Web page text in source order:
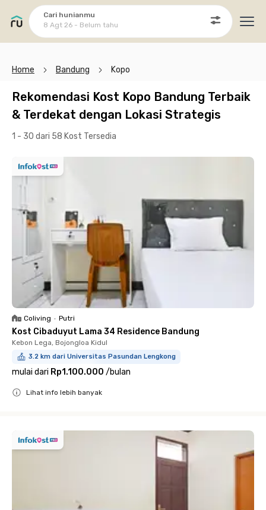
Cari hunianmu
8 Agt 26 - Belum tahu
Home Bandung Kopo
Rekomendasi Kost Kopo Bandung Terbaik
& Terdekat dengan Lokasi Strategis
1 - 30 dari 58 Kost Tersedia
Coliving • Putri
Kost Cibaduyut Lama 34 Residence Bandung
Kebon Lega, Bojongloa Kidul
3.2 km dari Universitas Pasundan Lengkong
mulai dari Rp1.100.000 /bulan
Lihat info lebih banyak